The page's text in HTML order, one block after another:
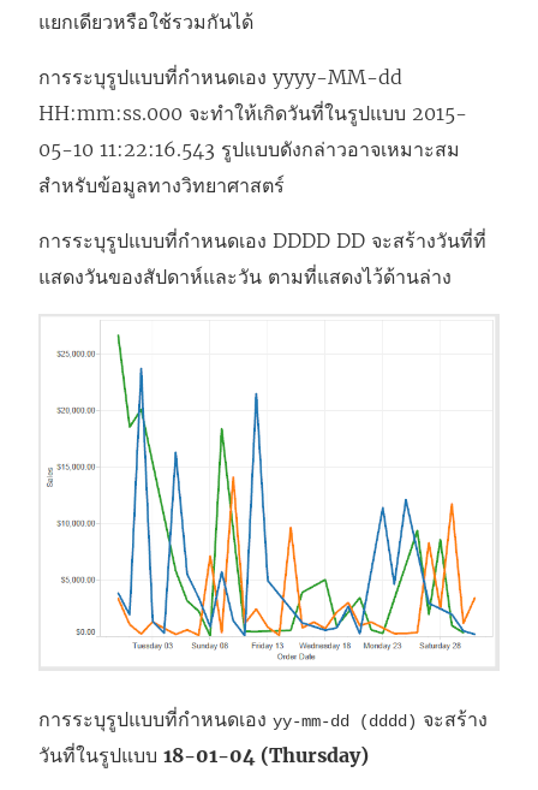
แยกเดียวหรือใช้รวมกันได้
การระบุรูปแบบที่กำหนดเอง yyyy-MM-dd
HH:mm:ss.000 จะทำให้เกิดวันที่ในรูปแบบ 2015-
05-10 11:22:16.543 รูปแบบดังกล่าวอาจเหมาะสม
สำหรับข้อมูลทางวิทยาศาสตร์
การระบุรูปแบบที่กำหนดเอง DDDD DD จะสร้างวันที่ที่
แสดงวันของสัปดาห์และวัน ตามที่แสดงไว้ด้านล่าง
การระบุรูปแบบที่กำหนดเอง yy-mm-dd (dddd) จะสร้าง
วันที่ในรูปแบบ 18-01-04 (Thursday)